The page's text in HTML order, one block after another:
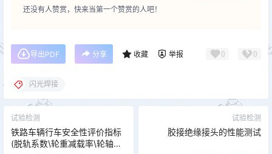
还没有人赞赏，快来当第一个赞赏的人吧！
导出PDF 分享 收藏 举报 0 0
闪光焊接
试验检测
铁路车辆行车安全性评价指标
(脱轨系数\轮重减载率\轮轴横
试验检测
胶接绝缘接头的性能测试